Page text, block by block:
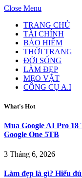
Close Menu
TRANG CHỦ
TÀI CHÍNH
BẢO HIỂM
THỜI TRANG
ĐỜI SỐNG
LÀM ĐẸP
MẸO VẶT
CÔNG CỤ A.I
What's Hot
Mua Google AI Pro 18
Google One 5TB
3 Tháng 6, 2026
Làm đẹp là gì? Hiểu